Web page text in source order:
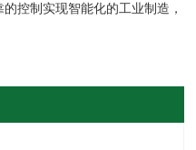
控制实现智能化的工业制造，